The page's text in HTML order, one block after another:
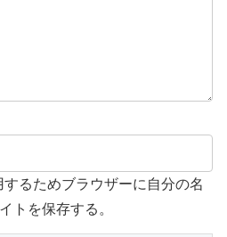
るためブラウザーに自分の名
トを保存する。